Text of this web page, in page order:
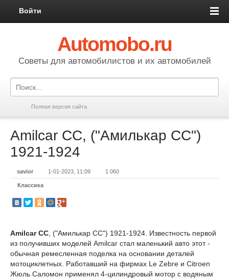
Войти
Automobo.ru
Cоветы для автомобилистов и их автомобилей
Полная версия сайта
Amilcar CC, ("Амилькар СС")
1921-1924
savior 1-01-2023, 11:09 1 060
Классика
Amilcar CC, ("Амилькар СС") 1921-1924. Известность первой
из получивших моделей Amilcar стал маленький авто этот -
обычная ремесленная поделка на основании деталей
мотоциклетных. Работавший на фирмах Le Zebre и Citroen
Жюль Саломон применял 4-цилиндровый мотор с водяным